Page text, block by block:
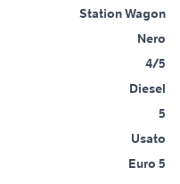
Station Wagon
Nero
4/5
Diesel
5
Usato
Euro 5